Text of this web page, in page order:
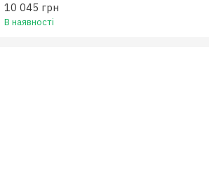
10 045 грн
В наявності